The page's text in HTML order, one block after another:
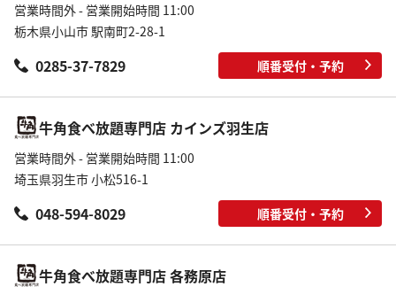
営業時間外 - 営業開始時間 11:00
栃木県小山市 駅南町2-28-1
0285-37-7829 順番受付・予約
牛角食べ放題専門店 カインズ羽生店
営業時間外 - 営業開始時間 11:00
埼玉県羽生市 小松516-1
048-594-8029 順番受付・予約
牛角食べ放題専門店 各務原店